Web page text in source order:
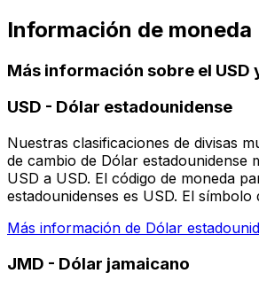
Información de moneda
Más información sobre el USD
USD - Dólar estadounidense
Nuestras clasificaciones de divisas
de cambio de Dólar estadounidense
USD a USD. El código de moneda
estadounidenses es USD. El símbolo
Más información de Dólar
JMD - Dólar jamaicano